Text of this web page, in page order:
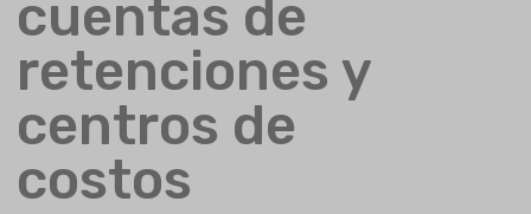
cuentas de
retenciones y
centros de
costos